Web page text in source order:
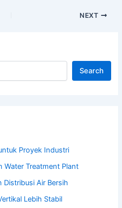
NEXT
Search
Proyek Industri
Water Treatment Plant
Distribusi Air Bersih
Lebih Stabil